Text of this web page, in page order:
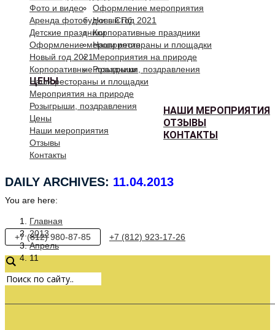
Оформление мероприятия
Новый год 2021
Корпоративные праздники
Наши рестораны и площадки
Мероприятия на природе
Розыгрыши, поздравления
ЦЕНЫ
НАШИ МЕРОПРИЯТИЯ
ОТЗЫВЫ
КОНТАКТЫ
Фото и видео
Аренда фотобудки в СПб
Детские праздники
Оформление мероприятия
Новый год 2021
Корпоративные праздники
Наши рестораны и площадки
Мероприятия на природе
Розыгрыши, поздравления
Цены
Наши мероприятия
Отзывы
Контакты
DAILY ARCHIVES: 11.04.2013
You are here:
Главная
2013
Апрель
11
+7 (812) 980-87-85 +7 (812) 923-17-26